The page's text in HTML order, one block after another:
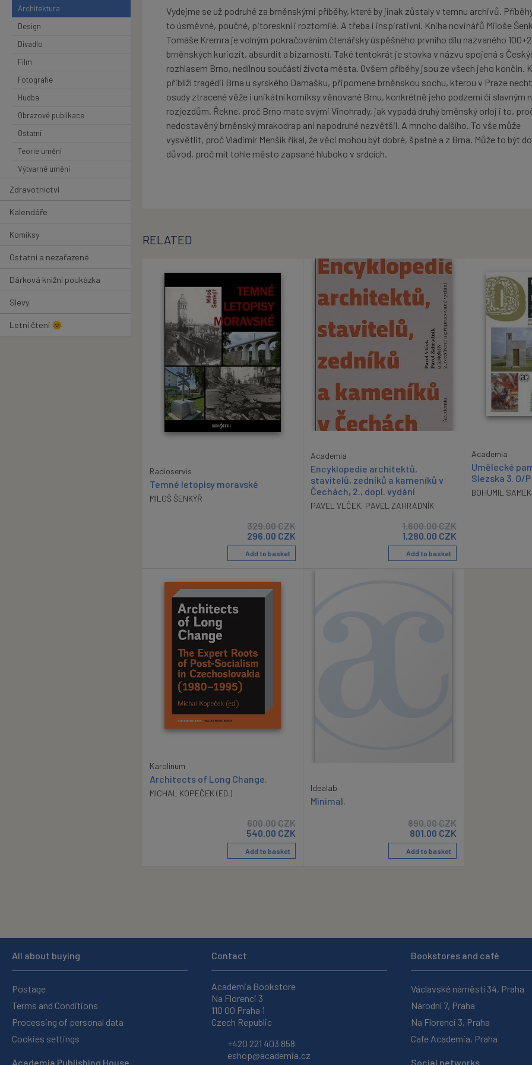
Architektura
Design
Divadlo
Film
Fotografie
Hudba
Obrazové publikace
Ostatní
Teorie umění
Výtvarné umění
Zdravotnictví
Kalendáře
Komiksy
Ostatní a nezařazené
Dárková knižní poukázka
Slevy
Letní čtení 🌞
Vydejme se už podruhé za brněnskými příběhy, které by jinak zůstaly v temnu archivů.
to úsměvné, poučné, pitoreskní i roztomilé. A třeba i inspirativní. Kniha novinářů Miloše
Tomáše Kremra je volným pokračováním čtenářsky úspěšného prvního dílu nazvaného
brněnských kuriozit, absurdit a bizarností. Také tentokrát je stovka v názvu spojená s
rozhlasem Brno, nedílnou součástí života města. Ovšem příběhy jsou ze všech jeho končin.
přiblíží tragédii Brna u syrského Damašku, připomene brněnskou sochu, kterou v Praze
osudy ztracené věže i unikátní komiksy věnované Brnu, konkrétně jeho podzemí či slavným
rozjezdům. Řekne, proč Brno mate svými Vinohrady, jak vypadá druhý brněnský orloj i to,
nedostavěný brněnský mrakodrap ani napodruhé nezvětšil. A mnoho dalšího. To vše může
vysvětlit, proč Vladimír Menšík říkal, že věci mohou být dobré, špatné a z Brna. Může to být
důvod, proč mít tohle město zapsané hluboko v srdcích.
RELATED
Radioservis
Temné letopisy moravské
MILOŠ ŠENKÝŘ
329.00CZK
296.00 CZK
Add to basket
Academia
Encyklopedie architektů,
stavitelů, zedníků a kameníků v
Čechách, 2., dopl. vydání
PAVEL VLČEK, PAVEL ZAHRADNÍK
1,600.00CZK
1,280.00 CZK
Add to basket
Academia
Umělecké
Slezska 3. O/
BOHUMIL SAMEK
Karolinum
Architects of Long Change.
MICHAL KOPEČEK (ED.)
600.00CZK
540.00 CZK
Add to basket
Idealab
Minimal.
890.00CZK
801.00 CZK
Add to basket
All about buying
Postage
Terms and Conditions
Processing of personal data
Cookies settings
Academia Publishing House
Contact
Academia Bookstore
Na Florenci 3
110 00 Praha 1
Czech Republic
+420 221 403 858
eshop@academia.cz
Bookstores and café
Václavské náměstí 34, Praha
Národní 7, Praha
Na Florenci 3, Praha
Cafe Academia, Praha
Social networks